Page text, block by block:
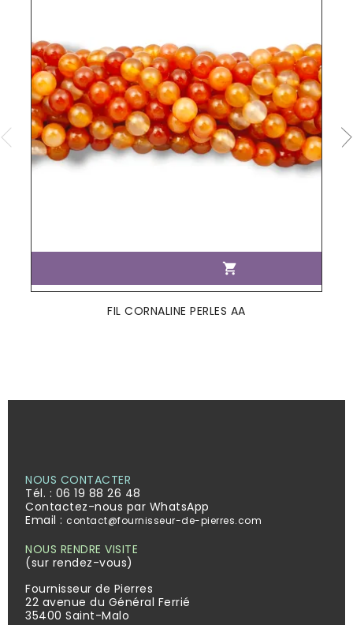

FIL CORNALINE PERLES AA
NOUS CONTACTER
Tél. : 06 19 88 26 48
Contactez-nous par WhatsApp
Email : contact@fournisseur-de-pierres.com
NOUS RENDRE VISITE
(sur rendez-vous)
Fournisseur de Pierres
22 avenue du Général Ferrié
35400 Saint-Malo